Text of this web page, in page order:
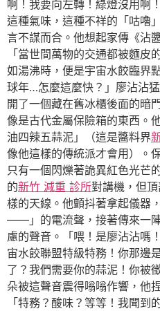
啊！我要向左轉！綠燈沒用啊
這種氣味，這種不祥的「咕嚕
言不謀而合。他想起家傳《沾
「當世間萬物的交通都被麵皮
如湯沸時，便是宇宙水餃臨界
球年…怎麼這麼快？」廖沾沾
開了一個藏在舊冰櫃後面的暗
像是古代金屬保險箱的東西。
油四辣五蒜泥」（這是醬料界
像他這樣的傳統派才會用）。
只有一個閃爍著詭異紅色光芒
的新竹 減重 診所對講機，但
樣的天線。他顫抖著拿起儀器
——」的電流聲，接著傳來一
慮的聲音。「喂！是廖沾沾嗎
宙水餃聯盟特級特務！你那邊
了？我們需要你的蒜泥！你被
朵被這聲音震得嗡嗡作響，他
「特務？酸味？等等！我聞